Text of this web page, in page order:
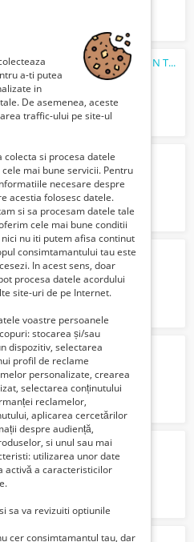
ANGAJAM CONFECTIONER ASAMBLOR DIN TEXTILE
vanzatorul
conserve germania
€
AJUTOR BUCATAR
vanzatorul
iaurturi germania
€
/ Dispecer In Limba Italiana
a-ti putea
in
De asemenea, aceste
traffic-ului pe site-ul
si procesa datele
mai bune servicii. Pentru
necesare despre
acestia folosesc datele.
si sa procesam datele tale
cele mai bune conditii
nu iti putem afisa continut
consimtamantului tau este
In acest sens, doar
procesa datele acordului
site-uri de pe Internet.
voastre persoanele
stocarea și/sau
dispozitiv, selectarea
profil de reclame
personalizate, crearea
selectarea conținutului
reclamelor,
aplicarea cercetărilor
despre audiență,
si unul sau mai
utilizarea unor date
activă a caracteristicilor
sa va revizuiti optiunile
cer consimtamantul tau, dar